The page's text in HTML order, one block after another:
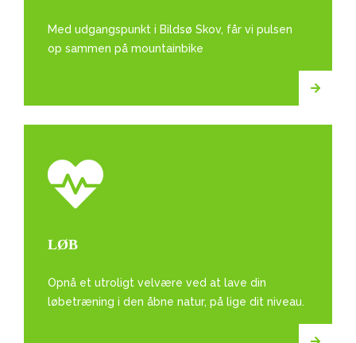
Med udgangspunkt i Bildsø Skov, får vi pulsen
op sammen på mountainbike
LØB
Opnå et utroligt velvære ved at lave din
løbetræning i den åbne natur, på lige dit niveau.